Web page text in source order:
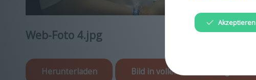
Web-Foto 4.jpg
Herunterladen
Bild in voller Größe anzeigen…
Akzeptieren